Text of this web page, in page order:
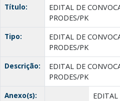
Título:
EDITAL DE
PRODES/PK
Tipo:
EDITAL DE
PRODES/PK
Descrição:
EDITAL DE
PRODES/PK
Anexo(s):
EDITAL